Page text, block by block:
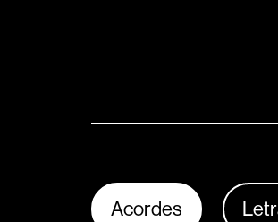
Acordes